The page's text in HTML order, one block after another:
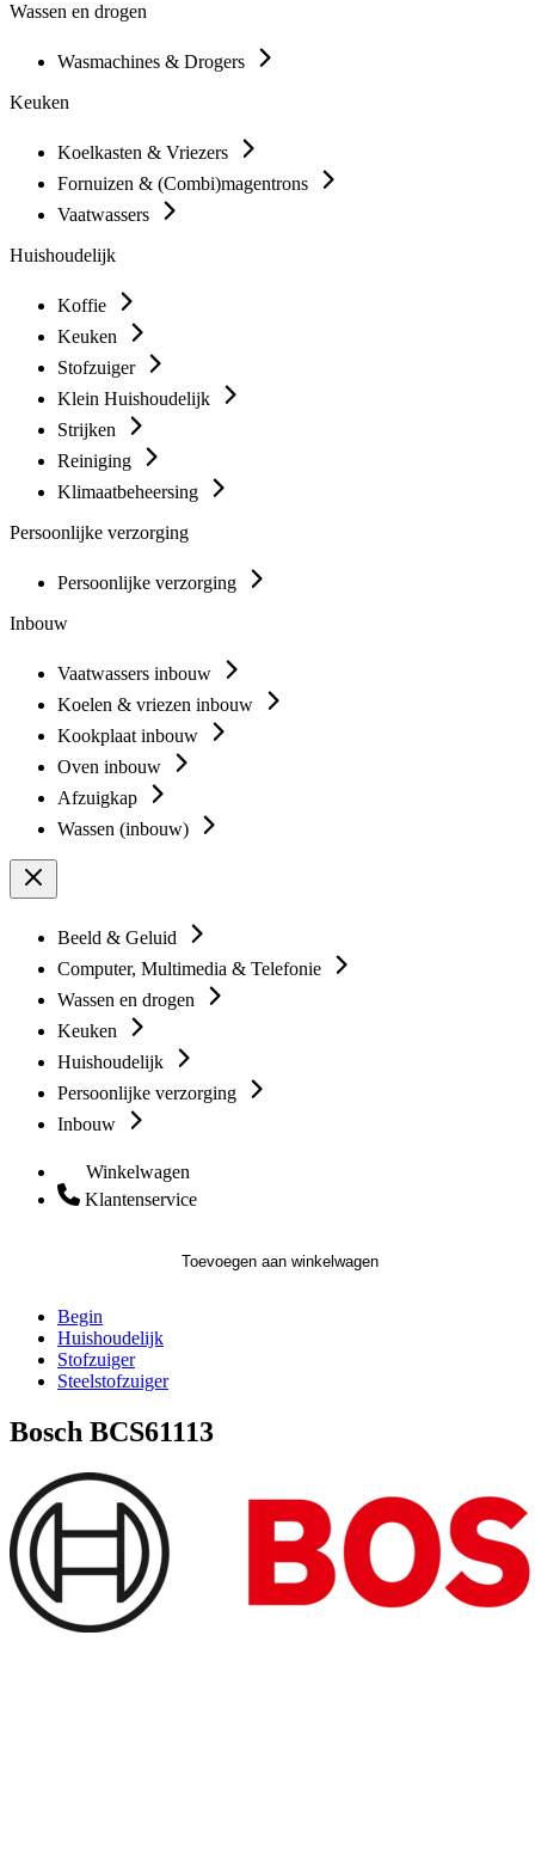
Wassen en drogen
Wasmachines & Drogers
Keuken
Koelkasten & Vriezers
Fornuizen & (Combi)magentrons
Vaatwassers
Huishoudelijk
Koffie
Keuken
Stofzuiger
Klein Huishoudelijk
Strijken
Reiniging
Klimaatbeheersing
Persoonlijke verzorging
Persoonlijke verzorging
Inbouw
Vaatwassers inbouw
Koelen & vriezen inbouw
Kookplaat inbouw
Oven inbouw
Afzuigkap
Wassen (inbouw)
Beeld & Geluid
Computer, Multimedia & Telefonie
Wassen en drogen
Keuken
Huishoudelijk
Persoonlijke verzorging
Inbouw
Winkelwagen
Klantenservice
Toevoegen aan winkelwagen
Begin
Huishoudelijk
Stofzuiger
Steelstofzuiger
Bosch BCS61113